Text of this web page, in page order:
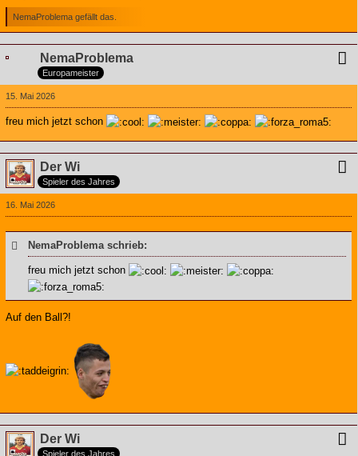
NemaProblema gefällt das.
NemaProblema
Europameister
15. Mai 2026
freu mich jetzt schon
Der Wi
Spieler des Jahres
16. Mai 2026
NemaProblema schrieb:
freu mich jetzt schon
Auf den Ball?!
Der Wi
Spieler des Jahres